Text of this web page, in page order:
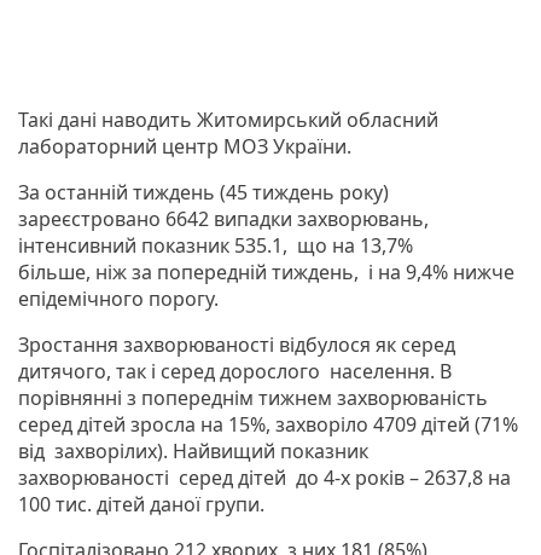
Такі дані наводить Житомирський обласний
лабораторний центр МОЗ України.
За останній тиждень (45 тиждень року)
зареєстровано 6642 випадки захворювань,
інтенсивний показник 535.1, що на 13,7%
більше, ніж за попередній тиждень, і на 9,4% нижче
епідемічного порогу.
Зростання захворюваності відбулося як серед
дитячого, так і серед дорослого населення. В
порівнянні з попереднім тижнем захворюваність
серед дітей зросла на 15%, захворіло 4709 дітей (71%
від захворілих). Найвищий показник
захворюваності серед дітей до 4-х років – 2637,8 на
100 тис. дітей даної групи.
Госпіталізовано 212 хворих, з них 181 (85%)